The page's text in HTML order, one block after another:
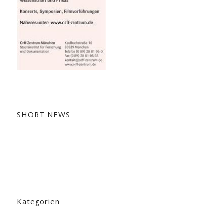
SHORT NEWS
Kategorien